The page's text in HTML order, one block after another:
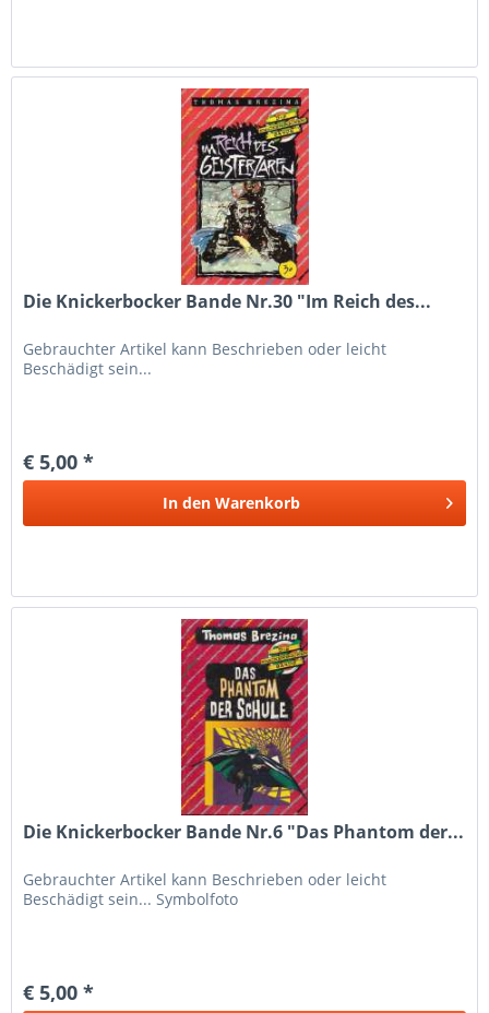
Die Knickerbocker Bande Nr.30 "Im Reich des...
Gebrauchter Artikel kann Beschrieben oder leicht
Beschädigt sein...
€ 5,00 *
In den Warenkorb
Die Knickerbocker Bande Nr.6 "Das Phantom der...
Gebrauchter Artikel kann Beschrieben oder leicht
Beschädigt sein... Symbolfoto
€ 5,00 *